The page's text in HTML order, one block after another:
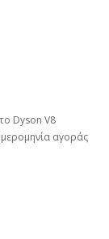
Dyson V8
αγοράς